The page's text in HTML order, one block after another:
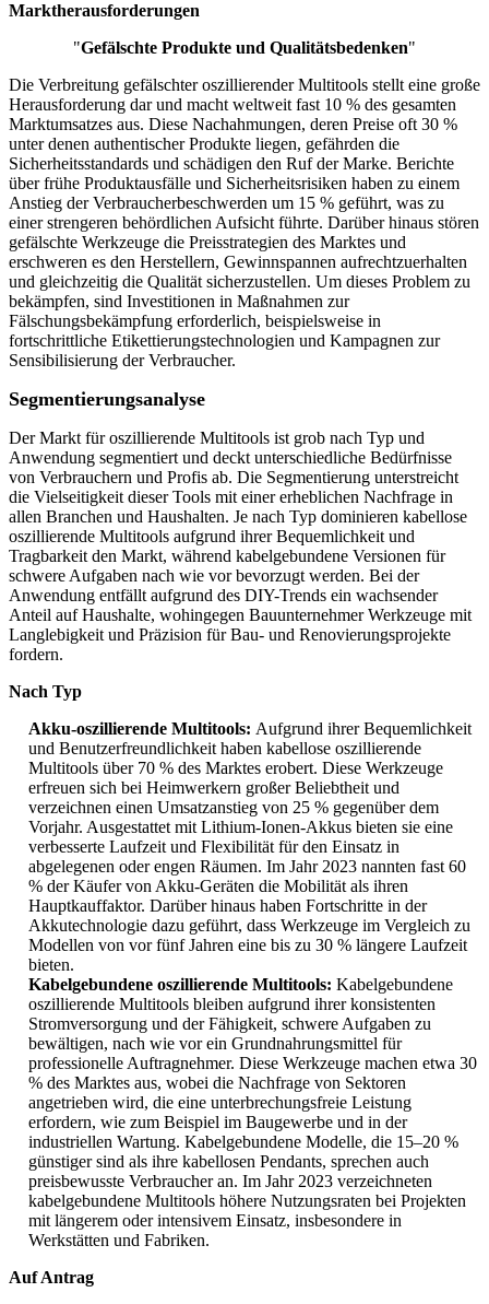
Marktherausforderungen
"Gefälschte Produkte und Qualitätsbedenken"
Die Verbreitung gefälschter oszillierender Multitools stellt eine große
Herausforderung dar und macht weltweit fast 10 % des gesamten
Marktumsatzes aus. Diese Nachahmungen, deren Preise oft 30 %
unter denen authentischer Produkte liegen, gefährden die
Sicherheitsstandards und schädigen den Ruf der Marke. Berichte
über frühe Produktausfälle und Sicherheitsrisiken haben zu einem
Anstieg der Verbraucherbeschwerden um 15 % geführt, was zu
einer strengeren behördlichen Aufsicht führte. Darüber hinaus stören
gefälschte Werkzeuge die Preisstrategien des Marktes und
erschweren es den Herstellern, Gewinnspannen aufrechtzuerhalten
und gleichzeitig die Qualität sicherzustellen. Um dieses Problem zu
bekämpfen, sind Investitionen in Maßnahmen zur
Fälschungsbekämpfung erforderlich, beispielsweise in
fortschrittliche Etikettierungstechnologien und Kampagnen zur
Sensibilisierung der Verbraucher.
Segmentierungsanalyse
Der Markt für oszillierende Multitools ist grob nach Typ und
Anwendung segmentiert und deckt unterschiedliche Bedürfnisse
von Verbrauchern und Profis ab. Die Segmentierung unterstreicht
die Vielseitigkeit dieser Tools mit einer erheblichen Nachfrage in
allen Branchen und Haushalten. Je nach Typ dominieren kabellose
oszillierende Multitools aufgrund ihrer Bequemlichkeit und
Tragbarkeit den Markt, während kabelgebundene Versionen für
schwere Aufgaben nach wie vor bevorzugt werden. Bei der
Anwendung entfällt aufgrund des DIY-Trends ein wachsender
Anteil auf Haushalte, wohingegen Bauunternehmer Werkzeuge mit
Langlebigkeit und Präzision für Bau- und Renovierungsprojekte
fordern.
Nach Typ
Akku-oszillierende Multitools: Aufgrund ihrer Bequemlichkeit
und Benutzerfreundlichkeit haben kabellose oszillierende
Multitools über 70 % des Marktes erobert. Diese Werkzeuge
erfreuen sich bei Heimwerkern großer Beliebtheit und
verzeichnen einen Umsatzanstieg von 25 % gegenüber dem
Vorjahr. Ausgestattet mit Lithium-Ionen-Akkus bieten sie eine
verbesserte Laufzeit und Flexibilität für den Einsatz in
abgelegenen oder engen Räumen. Im Jahr 2023 nannten fast 60
% der Käufer von Akku-Geräten die Mobilität als ihren
Hauptkauffaktor. Darüber hinaus haben Fortschritte in der
Akkutechnologie dazu geführt, dass Werkzeuge im Vergleich zu
Modellen von vor fünf Jahren eine bis zu 30 % längere Laufzeit
bieten.
Kabelgebundene oszillierende Multitools: Kabelgebundene
oszillierende Multitools bleiben aufgrund ihrer konsistenten
Stromversorgung und der Fähigkeit, schwere Aufgaben zu
bewältigen, nach wie vor ein Grundnahrungsmittel für
professionelle Auftragnehmer. Diese Werkzeuge machen etwa 30
% des Marktes aus, wobei die Nachfrage von Sektoren
angetrieben wird, die eine unterbrechungsfreie Leistung
erfordern, wie zum Beispiel im Baugewerbe und in der
industriellen Wartung. Kabelgebundene Modelle, die 15–20 %
günstiger sind als ihre kabellosen Pendants, sprechen auch
preisbewusste Verbraucher an. Im Jahr 2023 verzeichneten
kabelgebundene Multitools höhere Nutzungsraten bei Projekten
mit längerem oder intensivem Einsatz, insbesondere in
Werkstätten und Fabriken.
Auf Antrag